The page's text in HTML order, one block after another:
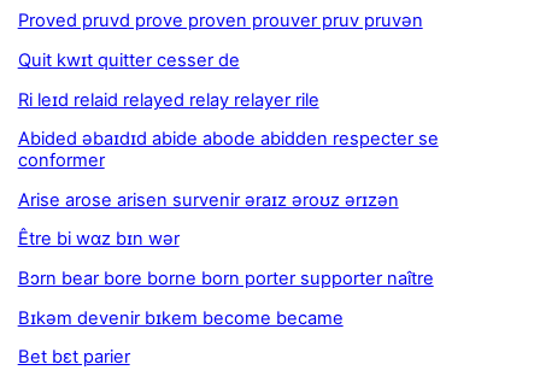
Proved pruvd prove proven prouver pruv pruvən
Quit kwɪt quitter cesser de
Ri leɪd relaid relayed relay relayer rile
Abided əbaɪdɪd abide abode abidden respecter se
conformer
Arise arose arisen survenir əraɪz əroʊz ərɪzən
Être bi wɑz bɪn wər
Bɔrn bear bore borne born porter supporter naître
Bɪkəm devenir bɪkem become became
Bet bɛt parier